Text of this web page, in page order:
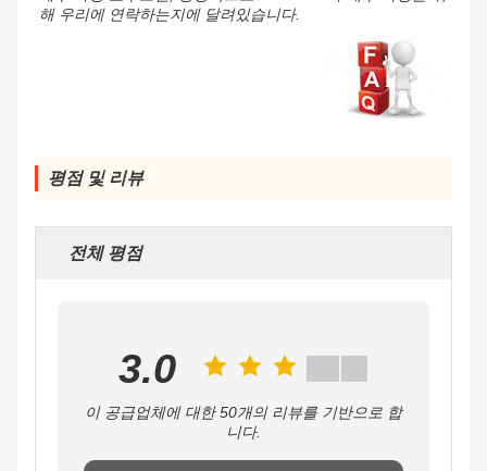
해 우리에 연락하는지에 달려있습니다.
평점 및 리뷰
전체 평점
3.0
이 공급업체에 대한 50개의 리뷰를 기반으로 합
니다.